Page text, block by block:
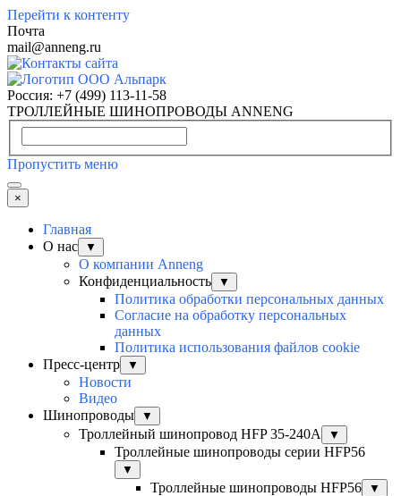
Перейти к контенту
Почта
mail@anneng.ru
Россия: +7 (499) 113-11-58
ТРОЛЛЕЙНЫЕ ШИНОПРОВОДЫ ANNENG
Пропустить меню
×
Главная
О нас
▼
О компании Anneng
Конфиденциальность
▼
Политика обработки персональных данных
Согласие на обработку персональных
данных
Политика использования файлов cookie
Пресс-центр
▼
Новости
Видео
Шинопроводы
▼
Троллейный шинопровод HFP 35-240А ▼
Троллейные шинопроводы серии HFP56
▼
Троллейные шинопроводы HFP56 ▼